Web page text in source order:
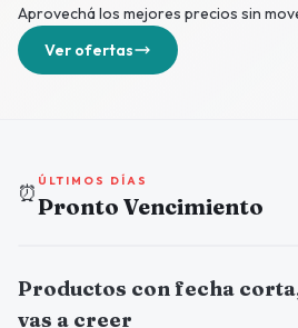
Aprovechá los mejores precios sin
Ver ofertas
⏰ ÚLTIMOS DÍAS
Pronto Vencimiento
Productos con fecha
vas a creer